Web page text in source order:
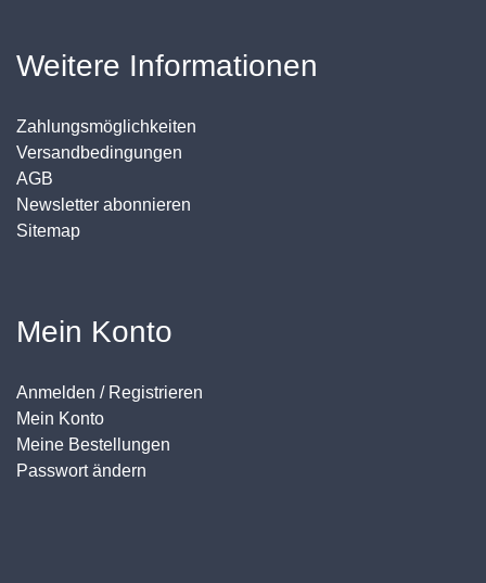
Weitere Informationen
Zahlungsmöglichkeiten
Versandbedingungen
AGB
Newsletter abonnieren
Sitemap
Mein Konto
Anmelden / Registrieren
Mein Konto
Meine Bestellungen
Passwort ändern